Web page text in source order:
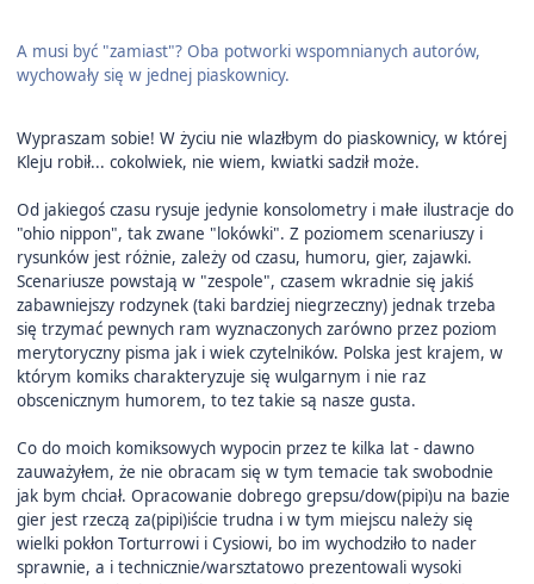
A musi być "zamiast"? Oba potworki wspomnianych autorów,
wychowały się w jednej piaskownicy.
Wypraszam sobie! W życiu nie wlazłbym do piaskownicy, w której
Kleju robił... cokolwiek, nie wiem, kwiatki sadził może.
Od jakiegoś czasu rysuje jedynie konsolometry i małe ilustracje do
"ohio nippon", tak zwane "lokówki". Z poziomem scenariuszy i
rysunków jest różnie, zależy od czasu, humoru, gier, zajawki.
Scenariusze powstają w "zespole", czasem wkradnie się jakiś
zabawniejszy rodzynek (taki bardziej niegrzeczny) jednak trzeba
się trzymać pewnych ram wyznaczonych zarówno przez poziom
merytoryczny pisma jak i wiek czytelników. Polska jest krajem, w
którym komiks charakteryzuje się wulgarnym i nie raz
obscenicznym humorem, to tez takie są nasze gusta.
Co do moich komiksowych wypocin przez te kilka lat - dawno
zauważyłem, że nie obracam się w tym temacie tak swobodnie
jak bym chciał. Opracowanie dobrego grepsu/dow(pipi)u na bazie
gier jest rzeczą za(pipi)iście trudna i w tym miejscu należy się
wielki pokłon Torturrowi i Cysiowi, bo im wychodziło to nader
sprawnie, a i technicznie/warsztatowo prezentowali wysoki